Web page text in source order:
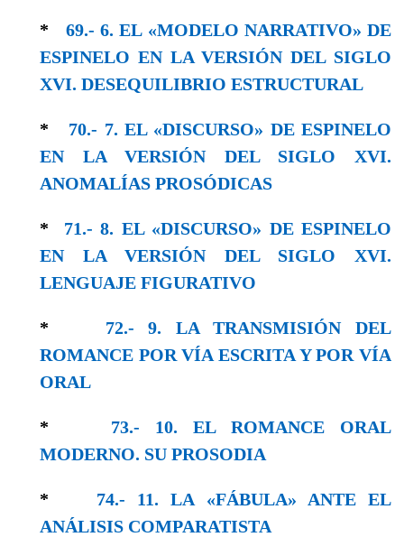
* 69.- 6. EL «MODELO NARRATIVO» DE
ESPINELO EN LA VERSIÓN DEL SIGLO
XVI. DESEQUILIBRIO ESTRUCTURAL
* 70.- 7. EL «DISCURSO» DE ESPINELO
EN LA VERSIÓN DEL SIGLO XVI.
ANOMALÍAS PROSÓDICAS
* 71.- 8. EL «DISCURSO» DE ESPINELO
EN LA VERSIÓN DEL SIGLO XVI.
LENGUAJE FIGURATIVO
* 72.- 9. LA TRANSMISIÓN DEL
ROMANCE POR VÍA ESCRITA Y POR VÍA
ORAL
* 73.- 10. EL ROMANCE ORAL
MODERNO. SU PROSODIA
* 74.- 11. LA «FÁBULA» ANTE EL
ANÁLISIS COMPARATISTA